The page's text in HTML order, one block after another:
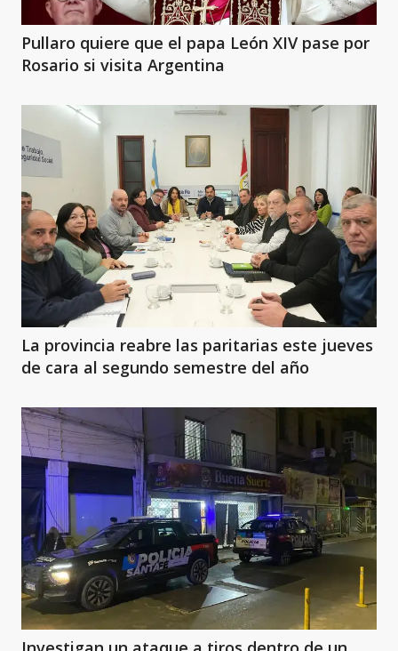
Pullaro quiere que el papa León XIV pase por
Rosario si visita Argentina
La provincia reabre las paritarias este jueves
de cara al segundo semestre del año